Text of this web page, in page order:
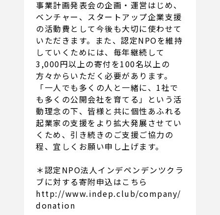
事業計画発表会の企画・運営はじめ、
ベンチャー、スタートアップ企業支援
の活動費として今後も大切に使わせて
いただきます。また、認定NPOを維持
していくためには、毎年継続して
3,000円以上の寄付を100名以上の
方々からいただく必要があります。
「一人でも多くの人と一緒に、1社で
も多くの公開会社を育てる」という活
動理念の下、皆様と共に個性あふれる
起業家の支援をより拡大発展させてい
くため、引き続きのご支援ご協力の
程、宜しくお願い申し上げます。
＊認定NPO法人インデペンデンツクラ
ブに対する寄附申込はこちら
http://www.indep.club/company/
donation